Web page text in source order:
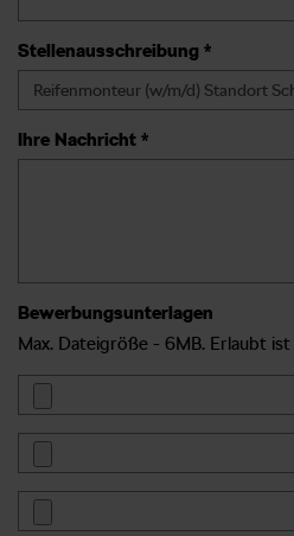
Stellenausschreibung *
Ihre Nachricht *
Bewerbungsunterlagen
Max. Dateigröße - 6MB. Erlaubt ist